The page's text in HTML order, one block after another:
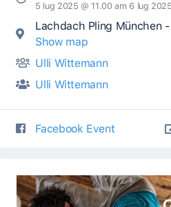
5 lug 2025 @ 11.00 am 6 lug
Lachdach Pling München
Show map
Ulli Wittemann
Ulli Wittemann
Facebook Event